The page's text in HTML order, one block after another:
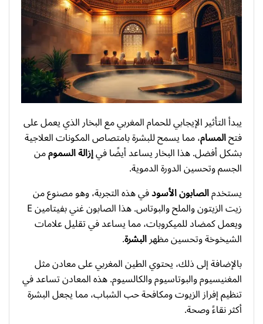
يبدأ التأثير الإيجابي للحمام المغربي مع البخار الذي يعمل على
فتحالمسام، مما يسمح للبشرة بامتصاص المكونات العلاجية
بشكل أفضل. هذا البخار يساعد أيضًا فيإزالة السموممن
الجسم وتحسين الدورة الدموية.
يستخدمالصابون الأسودفي هذه التجربة، وهو مصنوع من
زيت الزيتون والملح والبوتاس. هذا الصابون غني بفيتامين E
ويعمل كمضاد للميكروبات، مما يساعد في تقليل علامات
الشيخوخة وتحسين مظهرالبشرة.
بالإضافة إلى ذلك، يحتوي الطين المغربي على معادن مثل
المغنيسيوم والبوتاسيوم والكالسيوم. هذه المعادن تساعد في
تنظيم إفراز الزيوت ومكافحة حب الشباب، مما يجعل البشرة
أكثر نقاءً وصحة.